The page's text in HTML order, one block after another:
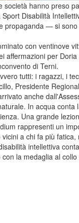
hanno preso
Disabilità
— si
con ventinove
affermazioni per
di Terni.
tutti: i ragazzi, i
Presidente
anche
In acqua
Una grande
rappresenti un
a chi fa più
intellettiva
la medaglia al